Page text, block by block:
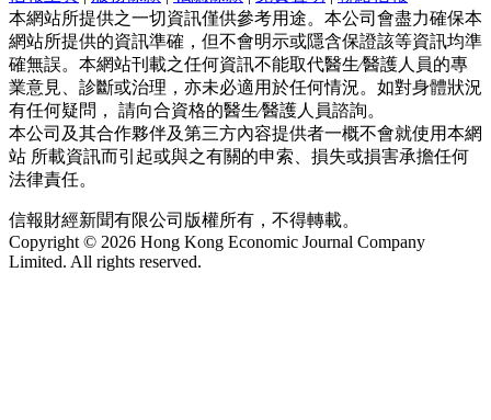
本網站所提供之一切資訊僅供參考用途。本公司會盡力確保本
網站所提供的資訊準確，但不會明示或隱含保證該等資訊均準
確無誤。本網站刊載之任何資訊不能取代醫生∕醫護人員的專
業意見、診斷或治理，亦未必適用於任何情況。如對身體狀況
有任何疑問， 請向合資格的醫生∕醫護人員諮詢。
本公司及其合作夥伴及第三方內容提供者一概不會就使用本網
站 所載資訊而引起或與之有關的申索、損失或損害承擔任何
法律責任。
信報財經新聞有限公司版權所有，不得轉載。
Copyright © 2026 Hong Kong Economic Journal Company
Limited. All rights reserved.